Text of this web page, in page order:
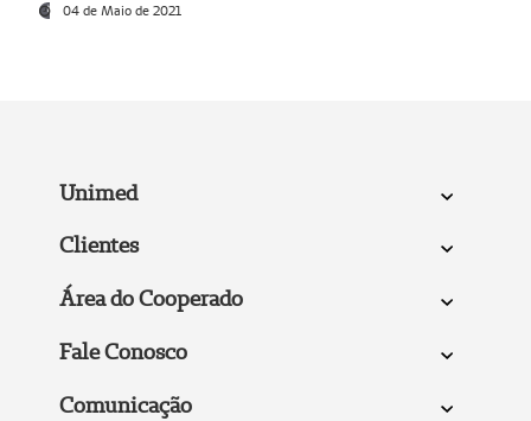
04 de Maio de 2021
Unimed
Clientes
Área do Cooperado
Fale Conosco
Comunicação